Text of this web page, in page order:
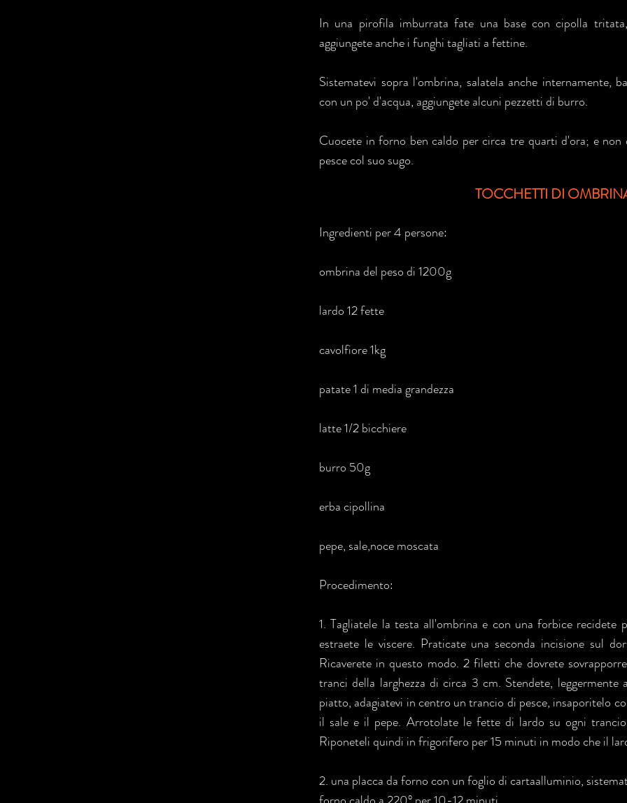
In una pirofila imburrata fate una base con cipolla
aggiungete anche i funghi tagliati a fettine.
Sistematevi sopra l'ombrina, salatela anche internamente,
con un po' d'acqua, aggiungete alcuni pezzetti di burro.
Cuocete in forno ben caldo per circa tre quarti d'ora; e
pesce col suo sugo.
TOCCHETTI DI
Ingredienti per 4 persone:
ombrina del peso di 1200g
lardo 12 fette
cavolfiore 1kg
patate 1 di media grandezza
latte 1/2 bicchiere
burro 50g
erba cipollina
pepe, sale,noce moscata
Procedimento:
1. Tagliatele la testa all'ombrina e con una forbice recidete
estraete le viscere. Praticate una seconda incisione sul
Ricaverete in questo modo. 2 filetti che dovrete
tranci della larghezza di circa 3 cm. Stendete,
piatto, adagiatevi in centro un trancio di pesce, insaporitelo
il sale e il pepe. Arrotolate le fette di lardo su ogni
Riponeteli quindi in frigorifero per 15 minuti in modo che il
2. una placca da forno con un foglio di cartaalluminio,